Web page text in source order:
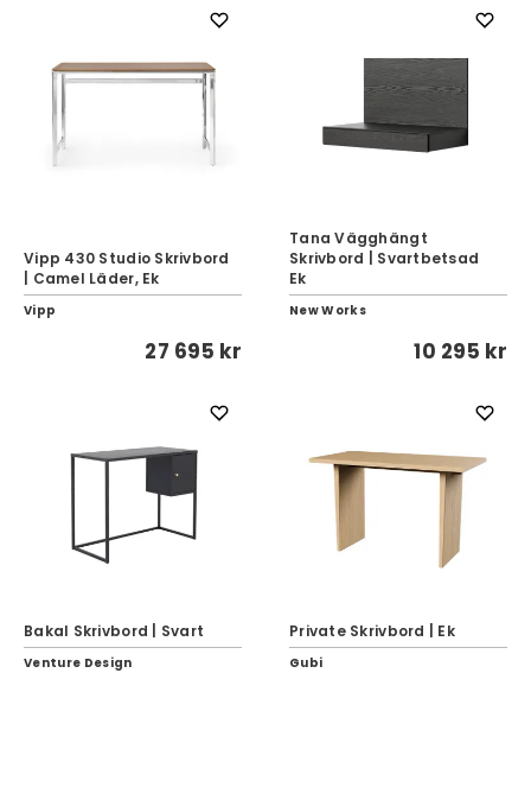
Vipp 430 Studio Skrivbord
| Camel Läder, Ek
Vipp
27 695 kr
Tana Vägghängt
Skrivbord | Svartbetsad
Ek
New Works
10 295 kr
Bakal Skrivbord | Svart
Venture Design
Private Skrivbord | Ek
Gubi